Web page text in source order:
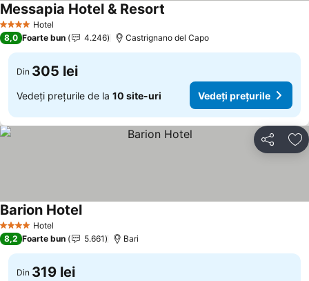
4 Stele Hotel
Messapia Hotel & Resort
8,0 Foarte bun 4.246 Castrignano del Capo
Din 305 lei
Vedeți prețurile de la 10 site-uri Vedeți prețurile
Distribuiți
4 Stele Hotel
Barion HotelVedeți prețurile
8,2 Foarte bun 5.661 Bari
Din 319 lei